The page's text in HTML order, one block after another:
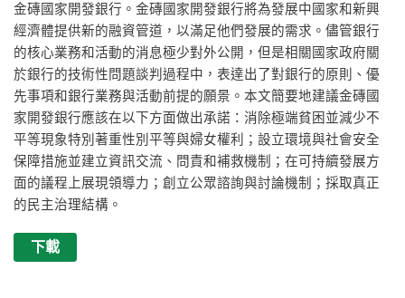
金磚國家開發銀行。金磚國家開發銀行將為發展中國家和新興
經濟體提供新的融資管道，以滿足他們發展的需求。儘管銀行
的核心業務和活動的消息極少對外公開，但是相關國家政府關
於銀行的技術性問題談判過程中，表達出了對銀行的原則、優
先事項和銀行業務與活動前提的願景。本文簡要地建議金磚國
家開發銀行應該在以下方面做出承諾：消除極端貧困並減少不
平等現象特別著重性別平等與婦女權利；設立環境與社會安全
保障措施並建立資訊交流、問責和補救機制；在可持續發展方
面的議程上展現領導力；創立公眾諮詢與討論機制；採取真正
的民主治理結構。
下載